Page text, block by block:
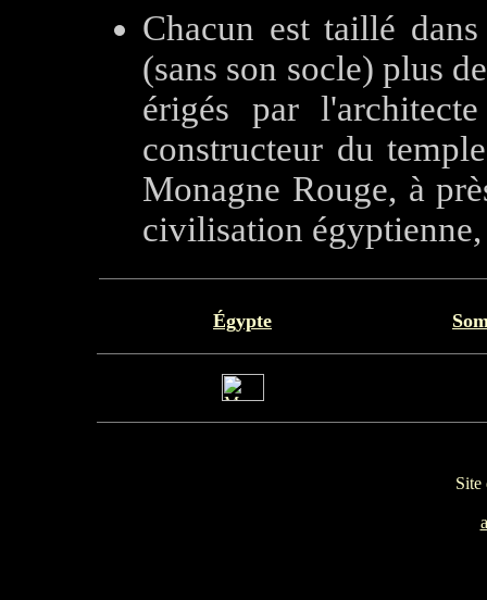
Chacun est taillé
(sans son socle) plus
érigés par
constructeur du
Monagne Rouge, à
civilisation
Égypte